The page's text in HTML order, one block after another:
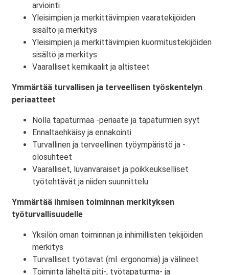
arviointi
Yleisimpien ja merkittävimpien vaaratekijöiden
sisältö ja merkitys
Yleisimpien ja merkittävimpien kuormitustekijöiden
sisältö ja merkitys
Vaaralliset kemikaalit ja altisteet
Ymmärtää turvallisen ja terveellisen työskentelyn
periaatteet
Nolla tapaturmaa -periaate ja tapaturmien syyt
Ennaltaehkäisy ja ennakointi
Turvallinen ja terveellinen työympäristö ja -
olosuhteet
Vaaralliset, luvanvaraiset ja poikkeukselliset
työtehtävät ja niiden suunnittelu
Ymmärtää ihmisen toiminnan merkityksen
työturvallisuudelle
Yksilön oman toiminnan ja inhimillisten tekijöiden
merkitys
Turvalliset työtavat (ml. ergonomia) ja välineet
Toiminta läheltä piti-, työtapaturma- ja